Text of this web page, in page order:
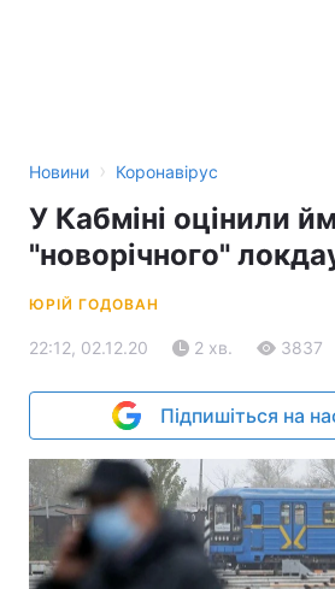
Новини › Коронавірус
У Кабміні оцінили
"новорічного"
ЮРІЙ ГОДОВАН
22:12, 02.12.20 2 хв. 3837
Підпишіться на